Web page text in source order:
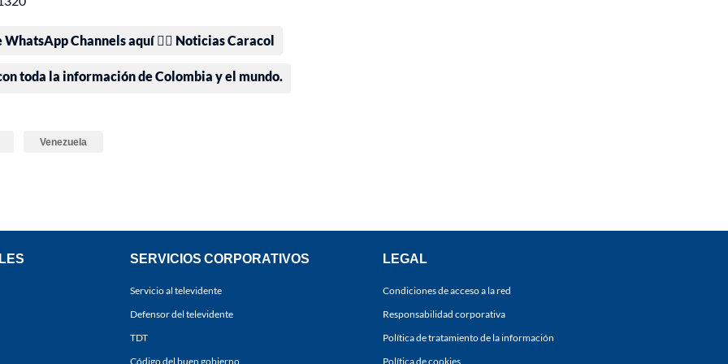
Channels aquí 👉🏻 Noticias Caracol
toda la información de Colombia y el mundo.
Venezuela
SERVICIOS CORPORATIVOS
Servicio al televidente
Defensor del televidente
TDT
Código del buen gobierno
LEGAL
Condiciones de acceso a la red
Responsabilidad corporativa
Política de tratamiento de la información
Política de cookies